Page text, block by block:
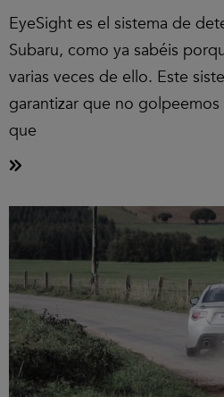
EyeSight es el sistema de
Subaru, como ya sabéis
varias veces de ello. Este
garantizar que no
que